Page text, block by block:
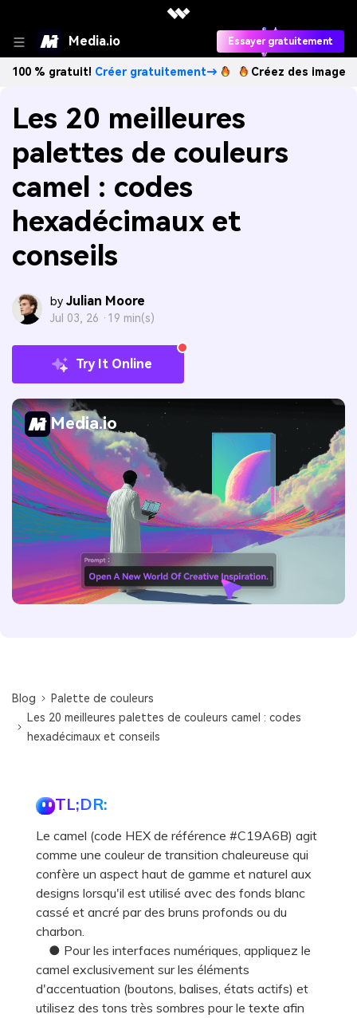
Media.io Essayer gratuitement
Créer gratuitement→ Créez des images IA à
Les 20 meilleures
palettes de couleurs
camel : codes
hexadécimaux et
conseils
by Julian Moore
Jul 03, 26 · 19 min(s)
Try It Online
Media.io
Blog
Palette de couleurs
Les 20 meilleures palettes de couleurs camel : codes
hexadécimaux et conseils
TL;DR:
Le camel (code HEX de référence #C19A6B) agit
comme une couleur de transition chaleureuse qui
confère un aspect haut de gamme et naturel aux
designs lorsqu'il est utilisé avec des fonds blanc
cassé et ancré par des bruns profonds ou du
charbon.
● Pour les interfaces numériques, appliquez le
camel exclusivement sur les éléments
d'accentuation (boutons, balises, états actifs) et
utilisez des tons très sombres pour le texte afin